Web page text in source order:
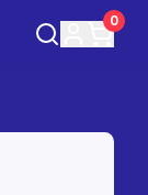
0